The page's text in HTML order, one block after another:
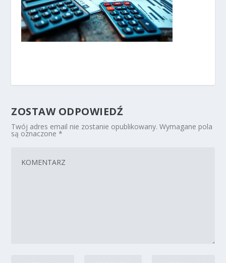
ZOSTAW ODPOWIEDŹ
Twój adres email nie zostanie opublikowany. Wymagane pola
są oznaczone*